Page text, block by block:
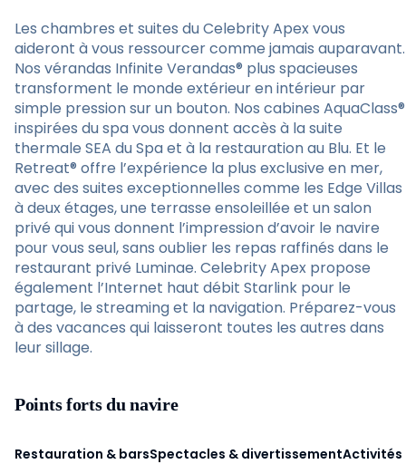
Les chambres et suites du Celebrity Apex vous
aideront à vous ressourcer comme jamais auparavant.
Nos vérandas Infinite Verandas® plus spacieuses
transforment le monde extérieur en intérieur par
simple pression sur un bouton. Nos cabines AquaClass®
inspirées du spa vous donnent accès à la suite
thermale SEA du Spa et à la restauration au Blu. Et le
Retreat® offre l’expérience la plus exclusive en mer,
avec des suites exceptionnelles comme les Edge Villas
à deux étages, une terrasse ensoleillée et un salon
privé qui vous donnent l’impression d’avoir le navire
pour vous seul, sans oublier les repas raffinés dans le
restaurant privé Luminae. Celebrity Apex propose
également l’Internet haut débit Starlink pour le
partage, le streaming et la navigation. Préparez-vous
à des vacances qui laisseront toutes les autres dans
leur sillage.
Points forts du navire
Restauration & barsSpectacles & divertissementActivités